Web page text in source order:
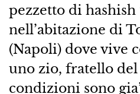
pezzetto di
nell’abitazione di
(Napoli) dove vive
uno zio, fratello del
condizioni sono